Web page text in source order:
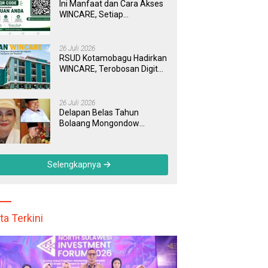
Ini Manfaat dan Cara Akses
WINCARE, Setiap
Dipantau Dan Ditangani
dengan Tuntas
26 Juli 2026
RSUD Kotamobagu Hadirkan
WINCARE, Terobosan Digital
yang Cepat, Transparan, dan
Responsif
26 Juli 2026
Delapan Belas Tahun
Bolaang Mongondow
Sebuah Daerah yang
Menolak Tertinggal
Selengkapnya
Terkini